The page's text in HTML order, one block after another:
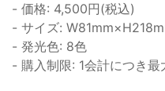
- 価格: 4,500円(税込)
- サイズ:
- 発光色: 8色
- 購入制限: 1会計につき最